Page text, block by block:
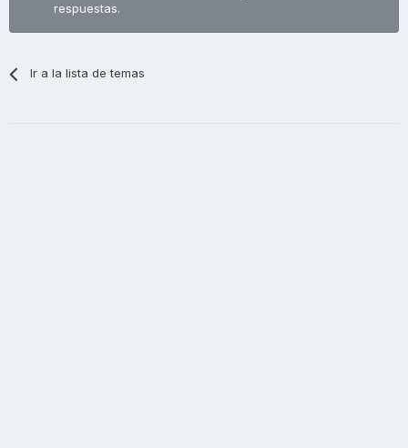
respuestas.
Ir a la lista de temas